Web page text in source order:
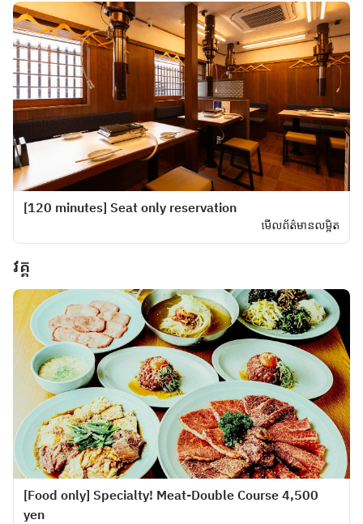
[120 minutes] Seat only reservation
មើលព័ត៌មានលម្អិត
វគ្គ
[Food only] Specialty! Meat-Double Course 4,500
yen